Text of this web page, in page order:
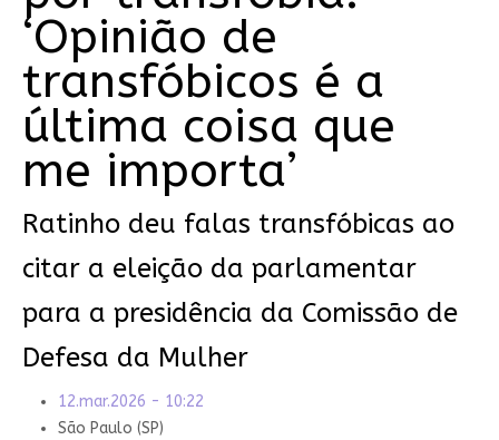
‘Opinião de
transfóbicos é a
última coisa que
me importa’
Ratinho deu falas transfóbicas ao
citar a eleição da parlamentar
para a presidência da Comissão de
Defesa da Mulher
12.mar.2026 - 10:22
São Paulo (SP)